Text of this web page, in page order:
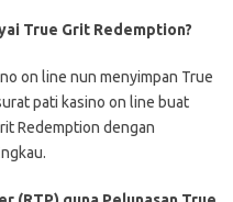
True Grit Redemption?
on line nun menyimpan True
pati kasino on line buat
Redemption dengan